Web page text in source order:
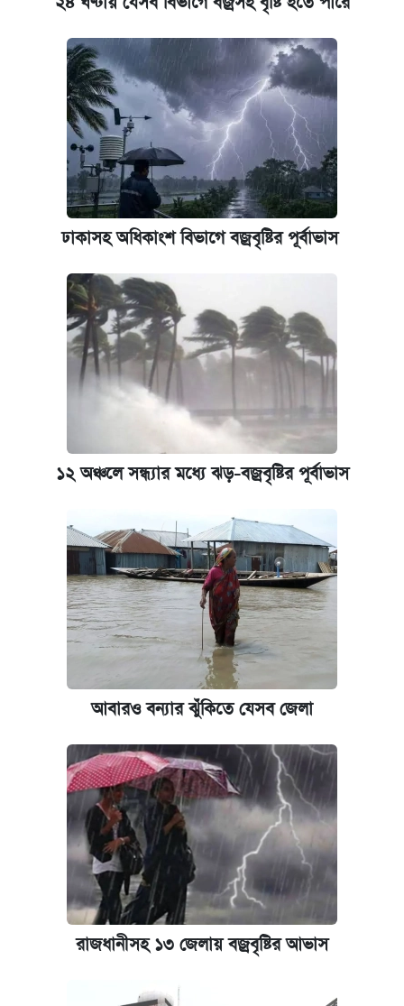
আজকের বাজারে স্বর্ণের দাম (৬ আগস্ট)
পিএসসিতে আরও চার সদস্য নিয়োগ
ঢাকাসহ অধিকাংশ বিভাগে বজ্রবৃষ্টির পূর্বাভাস
১২ অঞ্চলে সন্ধ্যার মধ্যে ঝড়-বজ্রবৃষ্টির পূর্বাভাস
আবারও বন্যার ঝুঁকিতে যেসব জেলা
রাজধানীসহ ১৩ জেলায় বজ্রবৃষ্টির আভাস